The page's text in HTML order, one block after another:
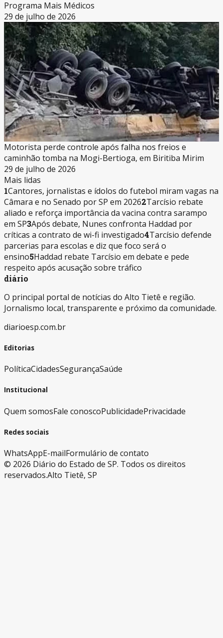
Programa Mais Médicos
29 de julho de 2026
Motorista perde controle após falha nos freios e
caminhão tomba na Mogi-Bertioga, em Biritiba Mirim
29 de julho de 2026
Mais lidas
1Cantores, jornalistas e ídolos do futebol miram vagas na
Câmara e no Senado por SP em 20262Tarcísio rebate
aliado e reforça importância da vacina contra sarampo
em SP3Após debate, Nunes confronta Haddad por
críticas a contrato de wi-fi investigado4Tarcísio defende
parcerias para escolas e diz que foco será o
ensino5Haddad rebate Tarcísio em debate e pede
respeito após acusação sobre tráfico
diário
O principal portal de notícias do Alto Tietê e região.
Jornalismo local, transparente e próximo da comunidade.
diarioesp.com.br
Editorias
PolíticaCidadesSegurançaSaúde
Institucional
Quem somosFale conoscoPublicidadePrivacidade
Redes sociais
WhatsAppE-mailFormulário de contato
© 2026 Diário do Estado de SP. Todos os direitos
reservados.Alto Tietê, SP